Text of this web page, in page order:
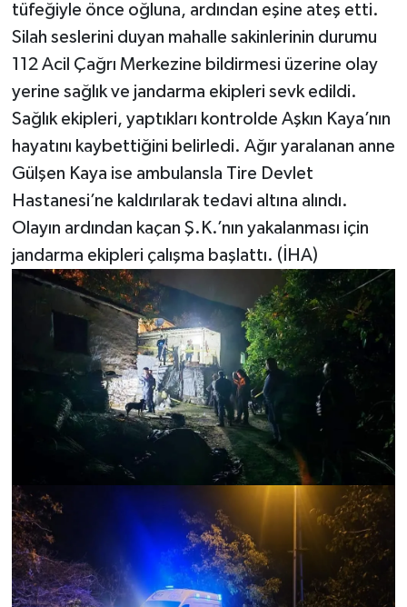
tüfeğiyle önce oğluna, ardından eşine ateş etti.
Silah seslerini duyan mahalle sakinlerinin durumu
112 Acil Çağrı Merkezine bildirmesi üzerine olay
yerine sağlık ve jandarma ekipleri sevk edildi.
Sağlık ekipleri, yaptıkları kontrolde Aşkın Kaya’nın
hayatını kaybettiğini belirledi. Ağır yaralanan anne
Gülşen Kaya ise ambulansla Tire Devlet
Hastanesi’ne kaldırılarak tedavi altına alındı.
Olayın ardından kaçan Ş.K.’nın yakalanması için
jandarma ekipleri çalışma başlattı. (İHA)